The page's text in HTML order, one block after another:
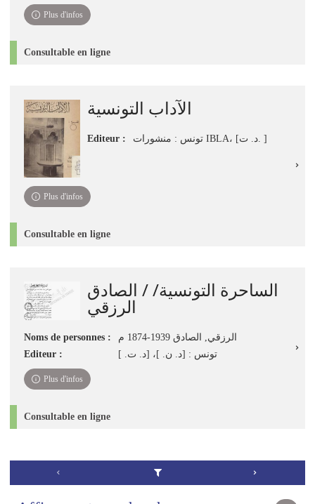
Plus d'infos
Consultable en ligne
الآداب التونسية
Editeur : تونس : منشورات IBLA، [د. ت. ]
Plus d'infos
Consultable en ligne
الساحرة التونسية/ / الصادق
الرزقي
Noms de personnes :
الرزقي, الصادق‏ ‏1874-1939 م
Editeur :
تونس : [د. ن. ]، [د. ت. ]
Plus d'infos
Consultable en ligne